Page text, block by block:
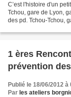
C’est l'histoire d'un
Tchou, gare de Lyon,
des pd. Tchou-Tchou,
1 ères
prévention
Publié le 18/06/2012 à
Par les ateliers